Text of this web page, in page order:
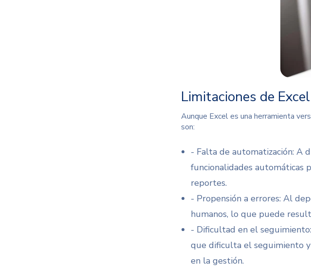
Limitaciones de
Aunque Excel es una herramienta
son:
- Falta de automatización: A
funcionalidades automáticas
reportes.
- Propensión a errores: Al
humanos, lo que puede
- Dificultad en el
que dificulta el seguimiento
en la gestión.